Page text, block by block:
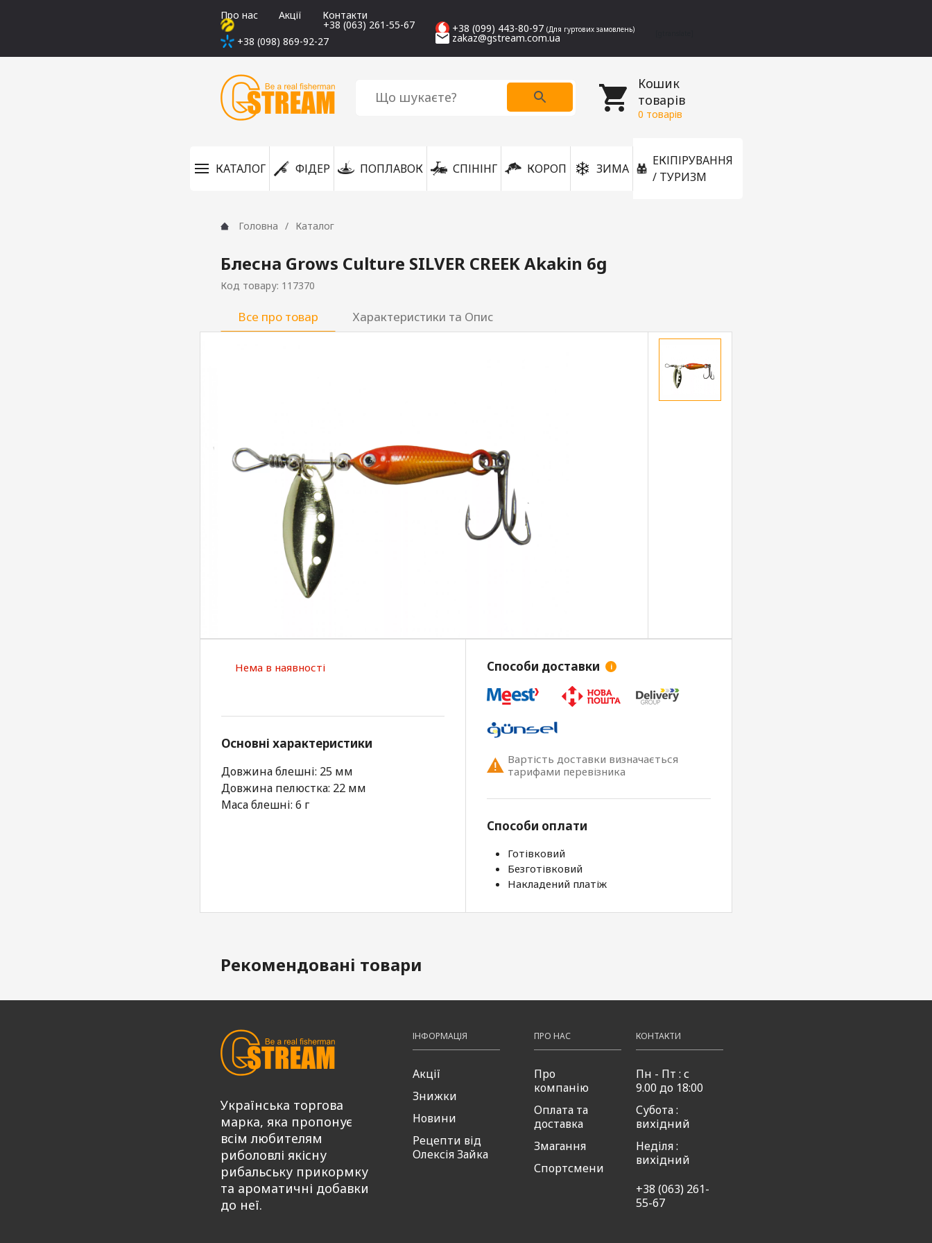
Про нас Акції Контакти
+38 (063) 261-55-67
+38 (098) 869-92-27
+38 (099) 443-80-97 (Для гуртових замовлень)
zakaz@gstream.com.ua
Кошик
товарів
0 товарів
КАТАЛОГ ФІДЕР ПОПЛАВОК СПІНІНГ КОРОП ЗИМА
ЕКІПІРУВАННЯ
/ ТУРИЗМ
Головна Каталог
Блесна Grows Culture SILVER CREEK Akakin 6g
Код товару: 117370
Все про товар Характеристики та Опис
Нема в наявності
Основні характеристики
Довжина блешні: 25 мм
Довжина пелюстка: 22 мм
Маса блешні: 6 г
Способи доставки i
Вартість доставки визначається
тарифами перевізника
Способи оплати
Готівковий
Безготівковий
Накладений платіж
Рекомендовані товари
Українська торгова
марка, яка пропонує
всім любителям
риболовлі якісну
рибальську прикормку
та ароматичні добавки
до неї.
ІНФОРМАЦІЯ
Акції
Знижки
Новини
Рецепти від
Олексія Зайка
ПРО НАС
Про
компанію
Оплата та
доставка
Змагання
Спортсмени
КОНТАКТИ
Пн - Пт : с
9.00 до 18:00
Субота :
вихідний
Неділя :
вихідний
+38 (063) 261-
55-67